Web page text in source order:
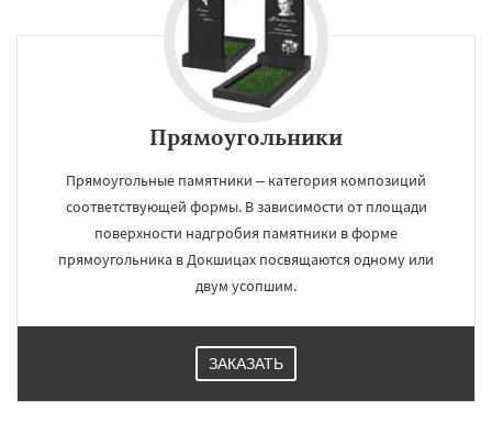
Прямоугольники
Прямоугольные памятники – категория композиций
соответствующей формы. В зависимости от площади
поверхности надгробия памятники в форме
прямоугольника в Докшицах посвящаются одному или
двум усопшим.
ЗАКАЗАТЬ